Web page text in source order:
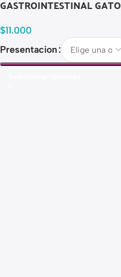
GASTROINTESTINAL GATO
$11.000
Presentacion